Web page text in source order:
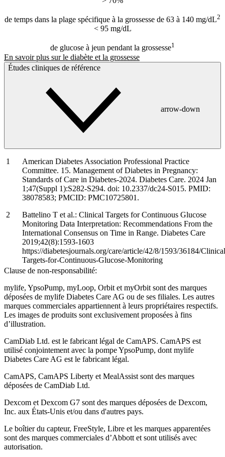
de temps dans la plage spécifique à la grossesse de 63 à 140 mg/dL2
< 95 mg/dL
de glucose à jeun pendant la grossesse1
En savoir plus sur le diabète et la grossesse
Études cliniques de référence
arrow-down
American Diabetes Association Professional Practice
Committee. 15. Management of Diabetes in Pregnancy:
Standards of Care in Diabetes-2024. Diabetes Care. 2024 Jan
1;47(Suppl 1):S282-S294. doi: 10.2337/dc24-S015. PMID:
38078583; PMCID: PMC10725801.
Battelino T et al.: Clinical Targets for Continuous Glucose
Monitoring Data Interpretation: Recommendations From the
International Consensus on Time in Range. Diabetes Care
2019;42(8):1593-1603
https://diabetesjournals.org/care/article/42/8/1593/36184/
Targets-for-Continuous-Glucose-Monitoring
Clause de non-responsabilité:
mylife, YpsoPump, myLoop, Orbit et myOrbit sont des marques
déposées de mylife Diabetes Care AG ou de ses filiales. Les autres
marques commerciales appartiennent à leurs propriétaires respectifs.
Les images de produits sont exclusivement proposées à fins
d’illustration.
CamDiab Ltd. est le fabricant légal de CamAPS. CamAPS est
utilisé conjointement avec la pompe YpsoPump, dont mylife
Diabetes Care AG est le fabricant légal.
CamAPS, CamAPS Liberty et MealAssist sont des marques
déposées de CamDiab Ltd.
Dexcom et Dexcom G7 sont des marques déposées de Dexcom,
Inc. aux États-Unis et/ou dans d'autres pays.
Le boîtier du capteur, FreeStyle, Libre et les marques apparentées
sont des marques commerciales d’Abbott et sont utilisés avec
autorisation.